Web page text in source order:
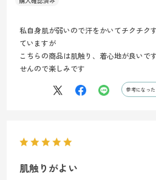
私自身肌が弱いので汗をかいてチクチク
ていますが
こちらの商品は肌触り、着心地が良いで
せんので楽しみです
参考になった
肌触りがよい